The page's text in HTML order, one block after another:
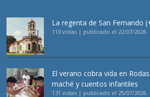
La regenta de San Fernando
110 vistas | publicado el 22/07/2026
El verano cobra vida en
maché y cuentos infantiles
131 vistas | publicado el 25/07/2026